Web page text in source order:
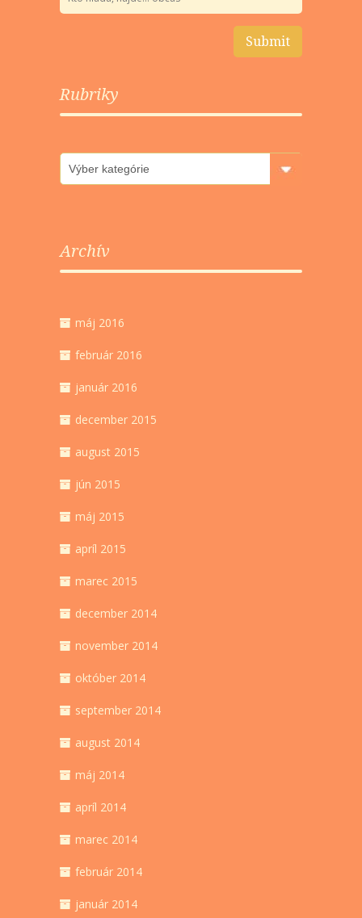
Rubriky
Rubriky
Archív
máj 2016
február 2016
január 2016
december 2015
august 2015
jún 2015
máj 2015
apríl 2015
marec 2015
december 2014
november 2014
október 2014
september 2014
august 2014
máj 2014
apríl 2014
marec 2014
február 2014
január 2014